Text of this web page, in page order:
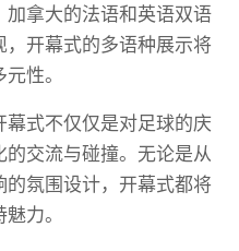
拿大的法语和英语双语
开幕式的多语种展示将
性。
式不仅仅是对足球的庆
交流与碰撞。无论是从
氛围设计，开幕式都将
力。